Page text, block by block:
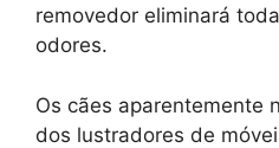
removedor eliminará
odores.
Os cães aparentemente
dos lustradores de